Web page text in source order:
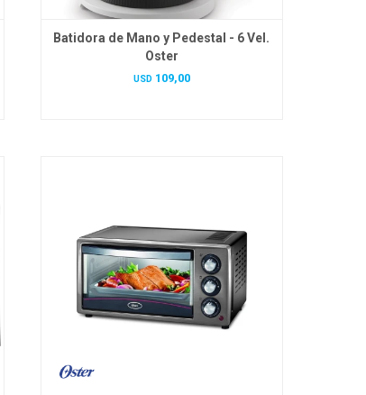
Batidora de Mano y Pedestal - 6 Vel.
Oster
USD 109,00